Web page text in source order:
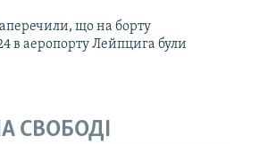
що на борту
в аеропорту Лейпцига були
СВОБОДІ